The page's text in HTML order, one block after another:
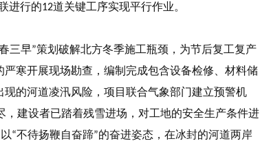
进行的12道关键工序实现平行作业。
三早”策划破解北方冬季施工瓶颈，为节后复工复产
严寒开展现场勘查，编制完成包含设备检修、材料储
现的河道凌汛风险，项目联合气象部门建立预警机
建设者已踏着残雪进场，对工地的安全生产条件进
“不待扬鞭自奋蹄”的奋进姿态，在冰封的河道两岸